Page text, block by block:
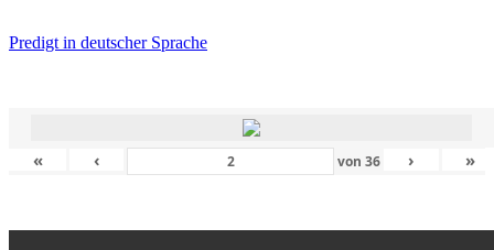
Predigt in deutscher Sprache
« ‹ von36 › »